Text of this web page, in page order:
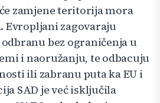
zamjene teritorija mora
Evropljani zagovaraju
bez ograničenja u
i naoružanju, te odbacuju
ili zabranu puta ka EU i
SAD je već isključila